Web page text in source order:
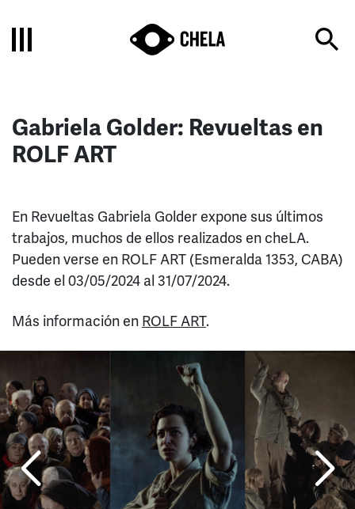
Gabriela Golder: Revueltas en
ROLF ART
En Revueltas Gabriela Golder expone sus últimos
trabajos, muchos de ellos realizados en cheLA.
Pueden verse en ROLF ART (Esmeralda 1353, CABA)
desde el 03/05/2024 al 31/07/2024.
Más información en ROLF ART.